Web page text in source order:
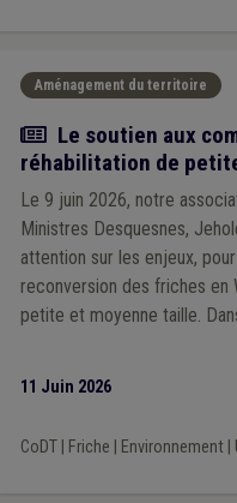
Aménagement du territoire
Actualité
Le soutien aux
réhabilitation de
Le 9 juin 2026, notre
Ministres Desquesnes,
attention sur les enjeux,
reconversion des friches en
petite et moyenne taille.
une rencontre avec les
11 Juin 2026
CoDT| Friche Environnement|